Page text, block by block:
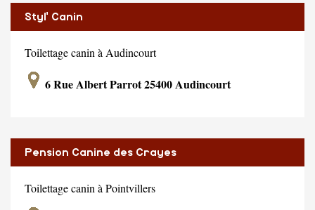
Styl' Canin
Toilettage canin à Audincourt
6 Rue Albert Parrot 25400 Audincourt
Pension Canine des Crayes
Toilettage canin à Pointvillers